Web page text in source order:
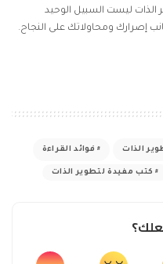
أن أهم 5 كتب تطوير الذات ليست السبيل الوحيد
إصرارك ومحاولاتك على النجاح.
الذات فوائد القراءة
كتب مفيدة لتطوير الذات